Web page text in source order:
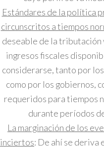
Estándares de la política
circunscritos a tiempos
deseable de la tributación
ingresos fiscales
considerarse, tanto por
como por los gobiernos,
requeridos para tiempos
durante períodos
La marginación de los
inciertos: De ahí se deriva